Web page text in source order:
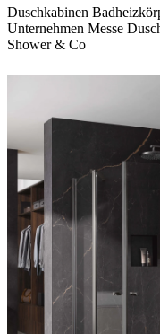
Duschkabinen
Unternehmen Messe
Shower & Co